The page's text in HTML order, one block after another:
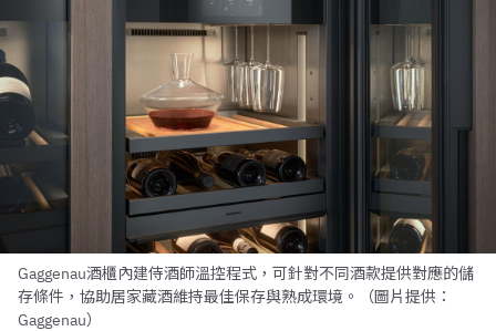
Gaggenau酒櫃內建侍酒師溫控程式，可針對不同酒款提供對應的儲
存條件，協助居家藏酒維持最佳保存與熟成環境。（圖片提供：
Gaggenau）